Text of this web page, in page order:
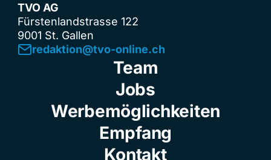
TVO AG
Fürstenlandstrasse 122
9001 St. Gallen
redaktion@tvo-online.ch
Team
Jobs
Werbemöglichkeiten
Empfang
Kontakt